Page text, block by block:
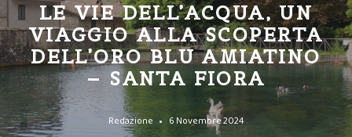
LE VIE DELL’ACQUA, UN
VIAGGIO ALLA SCOPERTA
DELL’ORO BLU AMIATINO
– SANTA FIORA
Redazione 6 Novembre 2024